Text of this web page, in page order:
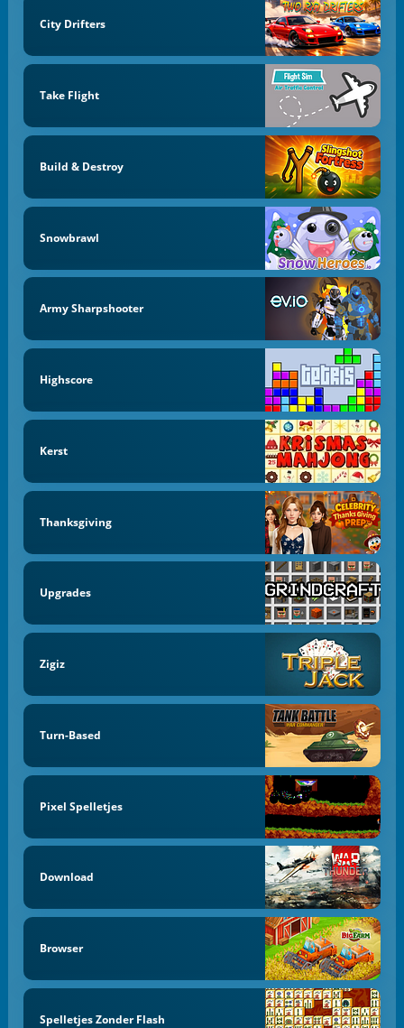
City Drifters
Take Flight
Build & Destroy
Snowbrawl
Army Sharpshooter
Highscore
Kerst
Thanksgiving
Upgrades
Zigiz
Turn-Based
Pixel Spelletjes
Download
Browser
Spelletjes Zonder Flash